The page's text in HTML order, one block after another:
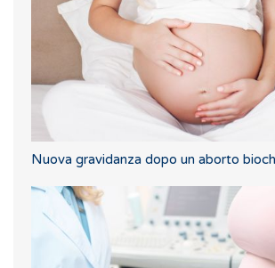
Nuova gravidanza dopo un aborto